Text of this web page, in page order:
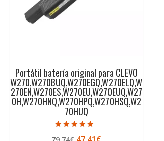
Portátil batería original para CLEVO
W270,W270BUQ,W270EGQ,W270ELQ,W
270EN,W270ES,W270EU,W270EUQ,W27
0H,W270HNQ,W270HPQ,W270HSQ,W2
70HUQ
5.00